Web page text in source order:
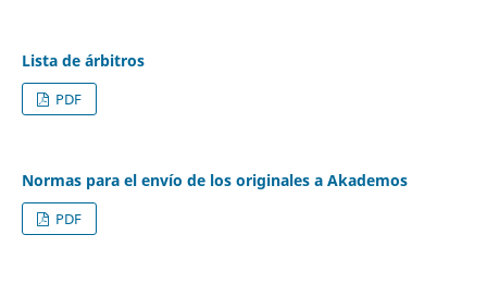
Lista de árbitros
PDF
Normas para el envío de los originales a Akademos
PDF